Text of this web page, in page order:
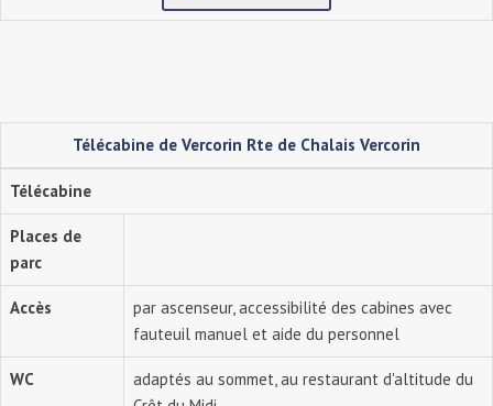
Télécabine de Vercorin Rte de Chalais Vercorin
Télécabine
Places de
parc
Accès
par ascenseur, accessibilité des cabines avec
fauteuil manuel et aide du personnel
WC
adaptés au sommet, au restaurant d'altitude du